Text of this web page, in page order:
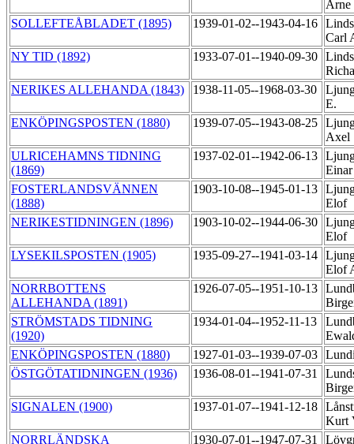
Arne
SOLLEFTEÅBLADET (1895)
1939-01-02--1943-04-16
Carl
NY TID (1892)
1933-07-01--1940-09-30
NERIKES ALLEHANDA (1843)
1938-11-05--1968-03-30
E.
ENKÖPINGSPOSTEN (1880)
1939-07-05--1943-08-25
Axel
ULRICEHAMNS TIDNING
(1869)
1937-02-01--1942-06-13
FOSTERLANDSVÄNNEN
(1888)
1903-10-08--1945-01-13
Elof
NERIKESTIDNINGEN (1896)
1903-10-02--1944-06-30
Elof
LYSEKILSPOSTEN (1905)
1935-09-27--1941-03-14
Elof
NORRBOTTENS
ALLEHANDA (1891)
1926-07-05--1951-10-13
STRÖMSTADS TIDNING
(1920)
1934-01-04--1952-11-13
ENKÖPINGSPOSTEN (1880)
1927-01-03--1939-07-03
ÖSTGÖTATIDNINGEN (1936)
1936-08-01--1941-07-31
SIGNALEN (1900)
1937-01-07--1941-12-18
Kurt
NORRLÄNDSKA
1930-07-01--1947-07-31